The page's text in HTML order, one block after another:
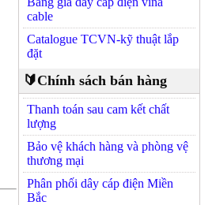
cable
Catalogue TCVN-kỹ thuật lắp
đặt
🔰Chính sách bán hàng
Thanh toán sau cam kết chất
lượng
Bảo vệ khách hàng và phòng vệ
thương mại
Phân phối dây cáp điện Miền
Bắc